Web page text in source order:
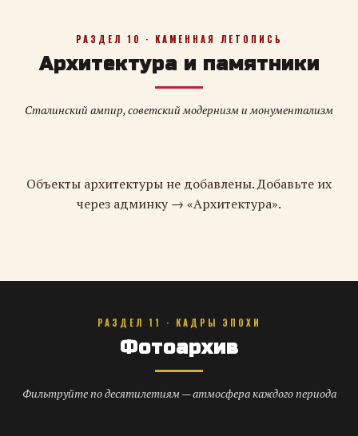
РАЗДЕЛ 10 · КАМЕННАЯ ЛЕТОПИСЬ
Архитектура и памятники
Сталинский ампир, советский модернизм и монументализм
Объекты архитектуры не добавлены. Добавьте их
через админку → «Архитектура».
РАЗДЕЛ 11 · КАДРЫ ЭПОХИ
Фотоархив
Фильтруйте по десятилетиям — атмосфера каждого периода